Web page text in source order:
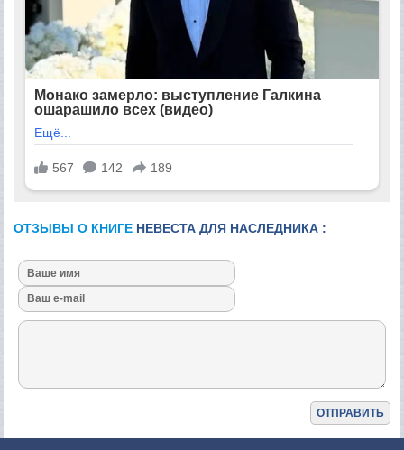
ОТЗЫВЫ О КНИГЕ НЕВЕСТА ДЛЯ НАСЛЕДНИКА :